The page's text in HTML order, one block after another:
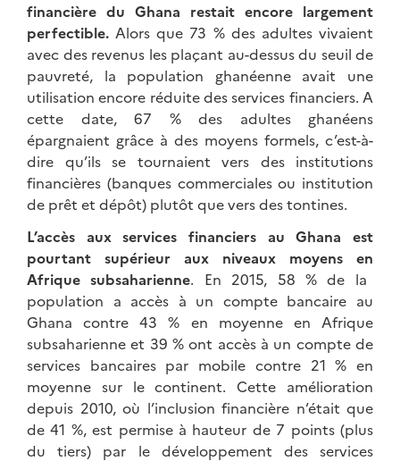
financière du Ghana restait encore largement
perfectible. Alors que 73 % des adultes vivaient
avec des revenus les plaçant au-dessus du seuil de
pauvreté, la population ghanéenne avait une
utilisation encore réduite des services financiers. A
cette date, 67 % des adultes ghanéens
épargnaient grâce à des moyens formels, c’est-à-
dire qu’ils se tournaient vers des institutions
financières (banques commerciales ou institution
de prêt et dépôt) plutôt que vers des tontines.
L’accès aux services financiers au Ghana est
pourtant supérieur aux niveaux moyens en
Afrique subsaharienne. En 2015, 58 % de la
population a accès à un compte bancaire au
Ghana contre 43 % en moyenne en Afrique
subsaharienne et 39 % ont accès à un compte de
services bancaires par mobile contre 21 % en
moyenne sur le continent. Cette amélioration
depuis 2010, où l’inclusion financière n’était que
de 41 %, est permise à hauteur de 7 points (plus
du tiers) par le développement des services